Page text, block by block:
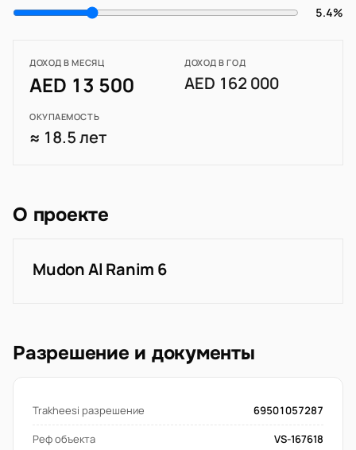
5.4%
ДОХОД В МЕСЯЦ
AED 13 500
ДОХОД В ГОД
AED 162 000
ОКУПАЕМОСТЬ
≈ 18.5 лет
О проекте
Mudon Al Ranim 6
Разрешение и документы
Trakheesi разрешение
69501057287
Реф объекта
VS-167618